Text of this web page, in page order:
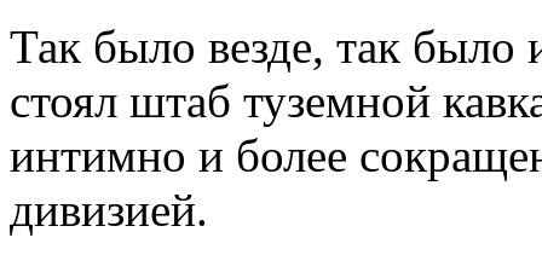
Так было везде, так было
стоял штаб туземной
интимно и более
дивизией.